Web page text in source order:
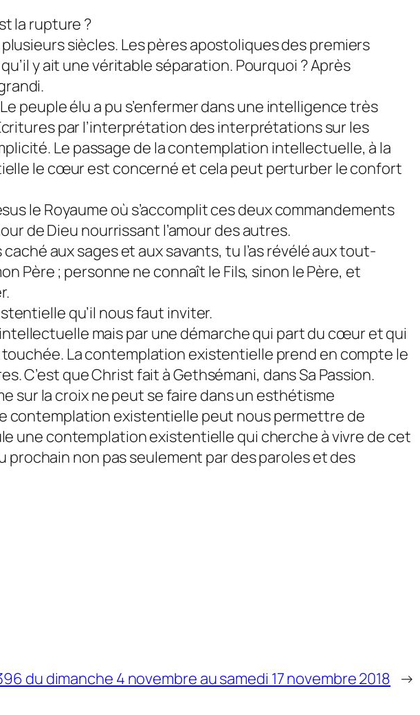
la rupture ?
siècles. Les pères apostoliques des premiers
y ait une véritable séparation. Pourquoi ? Après
peuple élu a pu s’enfermer dans une intelligence très
par l’interprétation des interprétations sur les
Le passage de la contemplation intellectuelle, à la
le cœur est concerné et cela peut perturber le confort
le Royaume où s’accomplit ces deux commandements
de Dieu nourrissant l’amour des autres.
aux sages et aux savants, tu l’as révélé aux tout-
Père ; personne ne connaît le Fils, sinon le Père, et
qu’il nous faut inviter.
mais par une démarche qui part du cœur et qui
La contemplation existentielle prend en compte le
C’est que Christ fait à Gethsémani, dans Sa Passion.
sur la croix ne peut se faire dans un esthétisme
contemplation existentielle peut nous permettre de
une contemplation existentielle qui cherche à vivre de cet
prochain non pas seulement par des paroles et des
du dimanche 4 novembre au samedi 17 novembre 2018 →